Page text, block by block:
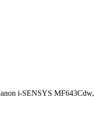
i-SENSYS MF643Cdw,